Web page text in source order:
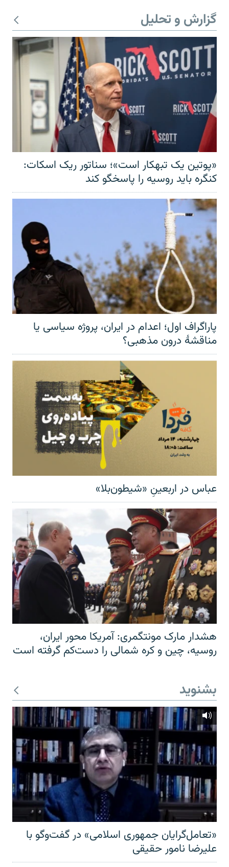
گزارش و تحلیل
«پوتین یک تبهکار است»؛ سناتور ریک اسکات:
کنگره باید روسیه را پاسخگو کند
پاراگراف اول؛ اعدام در ایران، پروژه سیاسی یا
مناقشهٔ درون مذهبی؟
عباس در اربعینِ «شیطون‌بلا»
هشدار مارک مونتگمری: آمریکا محور ایران،
روسیه، چین و کره شمالی را دست‌کم گرفته است
بشنوید
«تعامل‌گرایان جمهوری اسلامی» در گفت‌وگو با
علیرضا نامور حقیقی